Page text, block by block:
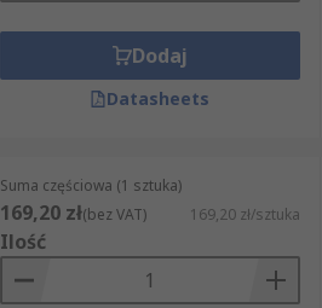
Dodaj
Datasheets
Suma częściowa (1 sztuka)
169,20 zł(bez VAT) 169,20 zł/sztuka
Ilość